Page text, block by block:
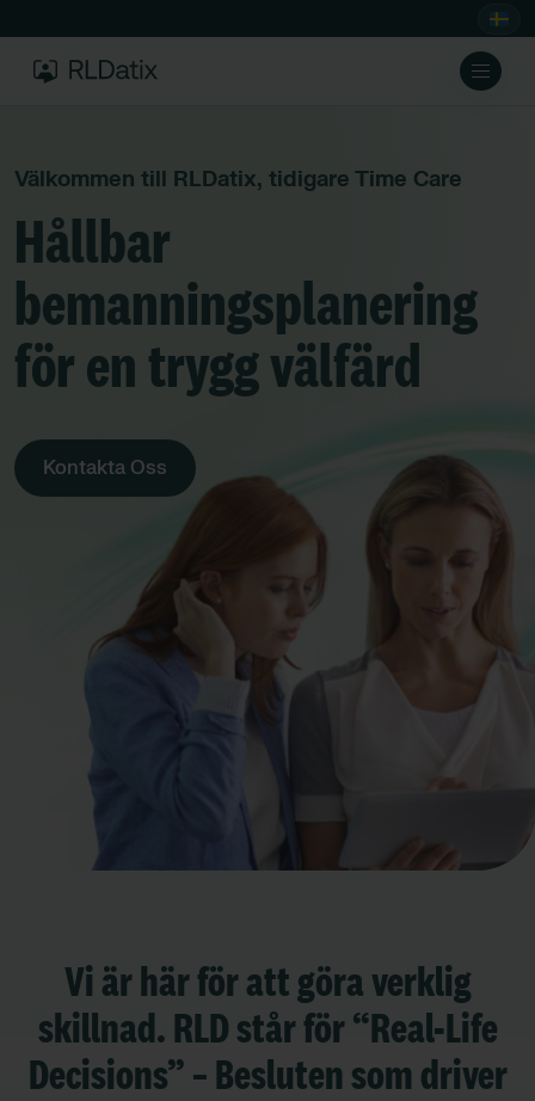
Välkommen till RLDatix, tidigare Time Care
Hållbar
bemanningsplanering
för en trygg välfärd
Kontakta Oss
Vi är här för att göra verklig
skillnad. RLD står för “Real-Life
Decisions” – Besluten som driver